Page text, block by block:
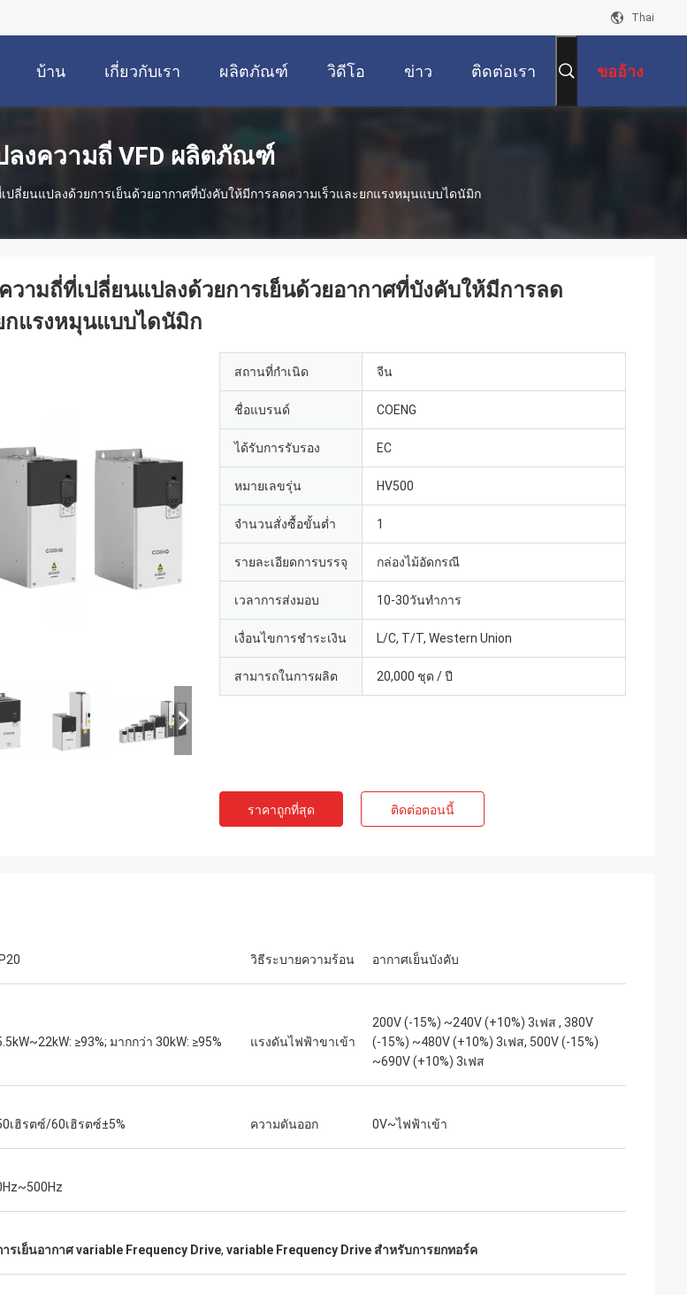
Thai
บ้าน เกี่ยวกับเรา ผลิตภัณฑ์ วิดีโอ ข่าว ติดต่อเรา ขออ้าง
ลงความถี่ VFD ผลิตภัณฑ์
ปลี่ยนแปลงด้วยการเย็นด้วยอากาศที่บังคับให้มีการลดความเร็วและยกแรงหมุนแบบไดนัมิก
าดใจ นับตั้งแต่
กร่งของส่วน
ารณ์ที่ไม่ยุ่งยาก
เหมาะอย่างยิ่งสำหรับการใช้งานเฉพาะทาง
เสถียรของมันช่วยขจัดปัญหาการสะดุดบ่อย
ครั้งของเราได้ คุ้มค่าอย่างยิ่งและเป็น
อุตสาหกรรม
วามถี่ที่เปลี่ยนแปลงด้วยการเย็นด้วยอากาศที่บังคับให้มีการลด
กแรงหมุนแบบไดนัมิก
สถานที่กำเนิด จีน
ชื่อแบรนด์ COENG
ได้รับการรับรอง EC
หมายเลขรุ่น HV500
จำนวนสั่งซื้อขั้นต่ำ 1
รายละเอียดการบรรจุ กล่องไม้อัดกรณี
เวลาการส่งมอบ 10-30วันทำการ
เงื่อนไขการชำระเงิน L/C, T/T, Western Union
สามารถในการผลิต 20,000 ชุด / ปี
ราคาถูกที่สุด ติดต่อตอนนี้
IP20 วิธีระบายความร้อน อากาศเย็นบังคับ
≥93%; มากกว่า 30kW: ≥95% แรงดันไฟฟ้าขาเข้า
200V (-15%) ~240V (+10%) 3เฟส , 380V
(-15%) ~480V (+10%) 3เฟส, 500V (-15%)
~690V (+10%) 3เฟส
เฮิรตซ์/60เฮิรตซ์±5% ความดันออก 0V~ไฟฟ้าเข้า
ารเย็นอากาศ variable Frequency Drive, variable Frequency Drive สําหรับการยกทอร์ค